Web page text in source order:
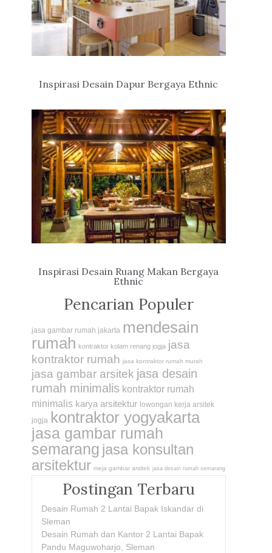
Inspirasi Desain Dapur Bergaya Ethnic
Inspirasi Desain Ruang Makan Bergaya
Ethnic
Pencarian Populer
jasa gambar rumah jakarta mendesain
rumah kontraktor kolam renang jogja jasa
kontraktor rumah jasa kontraktor rumah murah
jasa gambar arsitek jasa desain
rumah minimalis kontraktor rumah
minimalis karya arsitektur lowongan kerja arsitek
jogja kontraktor yogyakarta
jasa gambar rumah
semarang jasa konsultan
arsitektur meja gambar arsitek jasa desain rumah semarang
Postingan Terbaru
Desain Rumah 2 Lantai Bapak Iskandar di
Sleman
Desain Rumah dan Kantor 2 Lantai Bapak
Pandu Maguwoharjo, Sleman